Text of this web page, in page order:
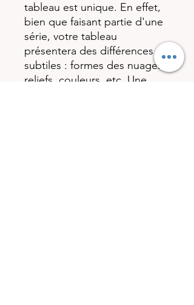
tableau est unique. En effet,
bien que faisant partie d'une
série, votre tableau
présentera des différences
subtiles : formes des nuages,
reliefs, couleurs, etc. Une